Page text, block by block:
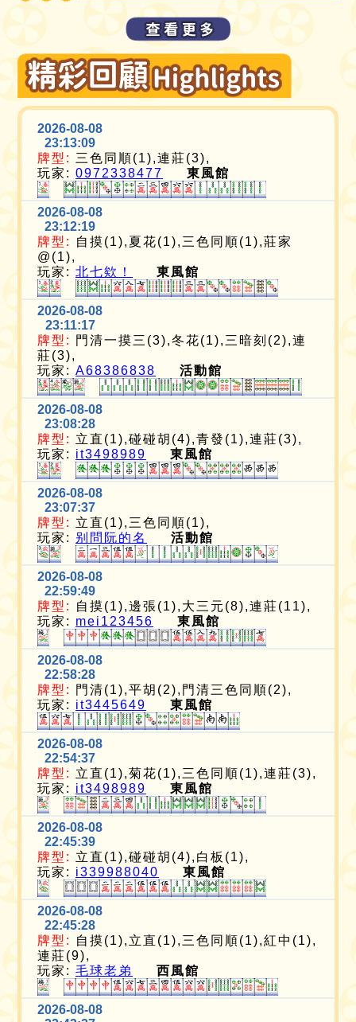
2026-08-08
23:13:09
牌型: 三色同順(1),連莊(3),
玩家:0972338477 東風館
2026-08-08
23:12:19
牌型:
自摸(1),夏花(1),三色同順(1),莊家
@(1),
玩家:北七欸！ 東風館
2026-08-08
23:11:17
牌型:
門清一摸三(3),冬花(1),三暗刻(2),連
莊(3),
玩家:A68386838 活動館
2026-08-08
23:08:28
牌型: 立直(1),碰碰胡(4),青發(1),連莊(3),
玩家: it3498989 東風館
2026-08-08
23:07:37
牌型: 立直(1),三色同順(1),
玩家: 别問阮的名 活動館
2026-08-08
22:59:49
牌型:
自摸(1),邊張(1),大三元(8),連莊(11),
玩家: mei123456 東風館
2026-08-08
22:58:28
牌型:
門清(1),平胡(2),門清三色同順(2),
玩家: it3445649 東風館
2026-08-08
22:54:37
牌型: 立直(1),菊花(1),三色同順(1),連莊(3),
玩家: it3498989 東風館
2026-08-08
22:45:39
牌型: 立直(1),碰碰胡(4),白板(1),
玩家: i339988040 東風館
2026-08-08
22:45:28
牌型:
自摸(1),立直(1),三色同順(1),紅中(1),
連莊(9),
玩家:毛球老弟 西風館
2026-08-08